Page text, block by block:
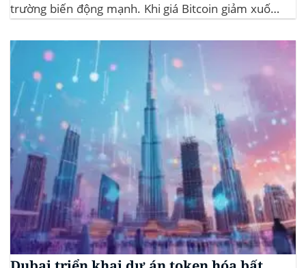
trường biến động mạnh. Khi giá Bitcoin giảm xuống
khiến hơn 185 triệu USD vị thế mua bị xóa...